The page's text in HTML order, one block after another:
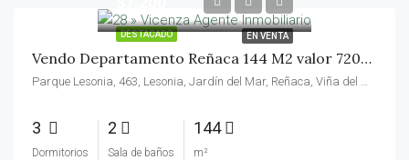
DESTACADO EN VENTA
Vendo Departamento Reñaca 144 M2 valor 7200 UF
3
Dormitorios
2
Sala de baños
144
m²